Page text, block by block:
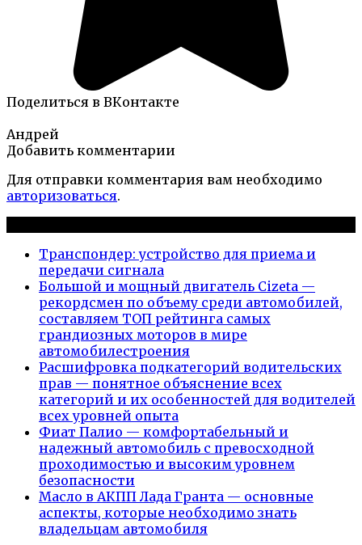
Поделиться в ВКонтакте
Андрей
Добавить комментарии
Для отправки комментария вам необходимо
авторизоваться.
Транспондер: устройство для приема и
передачи сигнала
Большой и мощный двигатель Cizeta —
рекордсмен по объему среди автомобилей,
составляем ТОП рейтинга самых
грандиозных моторов в мире
автомобилестроения
Расшифровка подкатегорий водительских
прав — понятное объяснение всех
категорий и их особенностей для водителей
всех уровней опыта
Фиат Палио — комфортабельный и
надежный автомобиль с превосходной
проходимостью и высоким уровнем
безопасности
Масло в АКПП Лада Гранта — основные
аспекты, которые необходимо знать
владельцам автомобиля